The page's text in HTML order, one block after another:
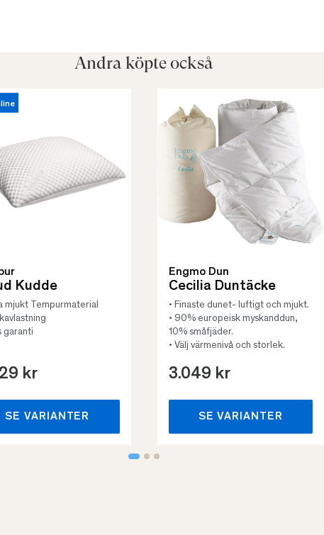
Andra köpte också
Kudde
mjukt Tempurmaterial
garanti
kr
SE VARIANTER
Engmo Dun
Cecilia Duntäcke
• Finaste dunet- luftigt och mjukt.
• 90% europeisk myskanddun,
10% småfjäder.
• Välj värmenivå och storlek.
3.049 kr
SE VARIANTER